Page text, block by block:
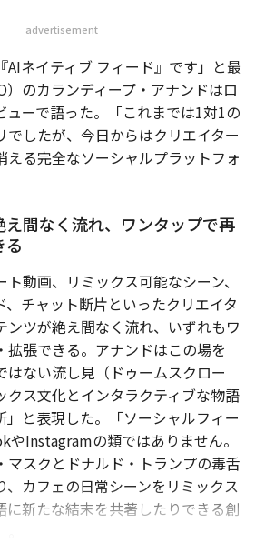
advertisement
AIネイティブ フィード』です」と最
）のカランディープ・アナンドはロ
ューで語った。「これまでは1対1の
でしたが、今日からはクリエイター
える完全なソーシャルプラットフォ
え間なく流れ、ワンタップで再
る
動画、リミックス可能なシーン、
、チャット断片といったクリエイタ
ンツが絶え間なく流れ、いずれもワ
拡張できる。アナンドはこの場を
はない流し見（ドゥームスクロー
クス文化とインタラクティブな物語
」と表現した。「ソーシャルフィー
やInstagramの類ではありません。
マスクとドナルド・トランプの毒舌
、カフェの日常シーンをリミックス
に新たな結末を共著したりできる創